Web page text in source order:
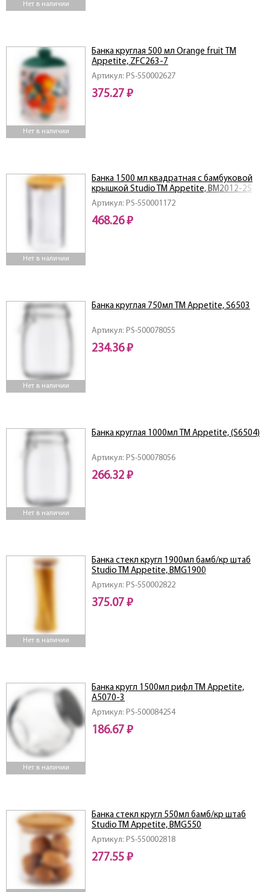
Нет в наличии
Нет в наличии
Артикул: PS-550002627
Банка круглая 500 мл Orange fruit ТМ
Appetite, ZFC263-7
375.27 ₽
Нет в наличии
Артикул: PS-550001172
Банка 1500 мл квадратная с бамбуковой
крышкой Studio TM Appetite, BM2012-2S
468.26 ₽
Нет в наличии
Артикул: PS-500078055
Банка круглая 750мл ТМ Appetite, S6503
234.36 ₽
Нет в наличии
Артикул: PS-500078056
Банка круглая 1000мл ТМ Appetite, (S6504)
266.32 ₽
Нет в наличии
Артикул: PS-550002822
Банка стекл кругл 1900мл бамб/кр штаб
Studio TM Appetite, BMG1900
375.07 ₽
Нет в наличии
Артикул: PS-500084254
Банка кругл 1500мл рифл TM Appetitе,
A5070-3
186.67 ₽
Артикул: PS-550002818
Банка стекл кругл 550мл бамб/кр штаб
Studio TM Appetite, BMG550
277.55 ₽